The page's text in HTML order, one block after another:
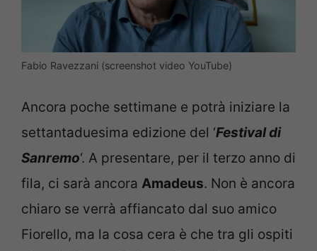
Fabio Ravezzani (screenshot video YouTube)
Ancora poche settimane e potrà iniziare la
settantaduesima edizione del ‘Festival di
Sanremo‘. A presentare, per il terzo anno di
fila, ci sarà ancora Amadeus. Non è ancora
chiaro se verrà affiancato dal suo amico
Fiorello, ma la cosa cera è che tra gli ospiti